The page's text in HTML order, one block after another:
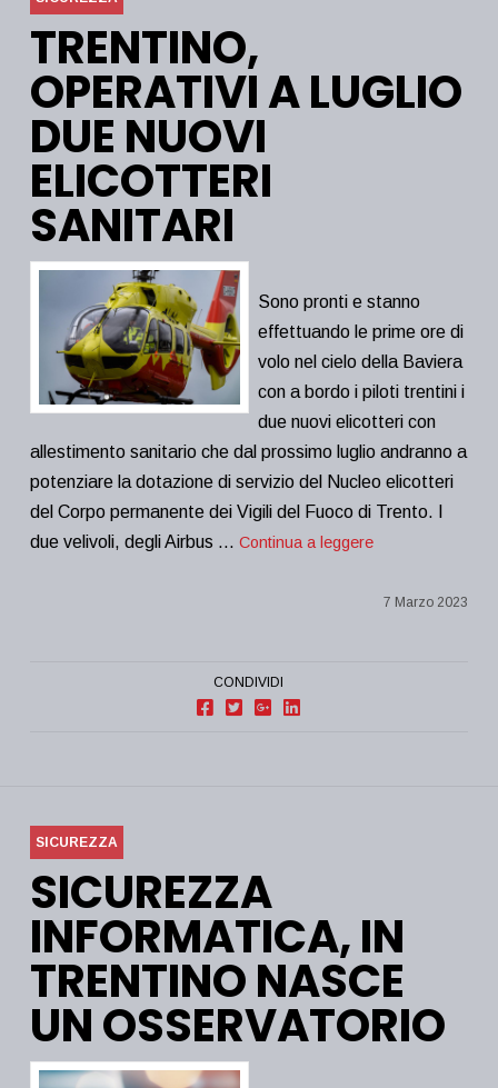
TRENTINO,
OPERATIVI A LUGLIO
DUE NUOVI
ELICOTTERI
SANITARI
Sono pronti e stanno
effettuando le prime ore di
volo nel cielo della Baviera
con a bordo i piloti trentini i
due nuovi elicotteri con
allestimento sanitario che dal prossimo luglio andranno a
potenziare la dotazione di servizio del Nucleo elicotteri
del Corpo permanente dei Vigili del Fuoco di Trento. I
due velivoli, degli Airbus … Continua a leggere
7 Marzo 2023
CONDIVIDI
SICUREZZA
SICUREZZA
INFORMATICA, IN
TRENTINO NASCE
UN OSSERVATORIO